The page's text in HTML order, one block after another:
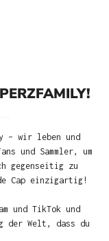
– wir leben und
und Sammler, um
gegenseitig zu
Cap einzigartig!
und TikTok und
der Welt, dass du